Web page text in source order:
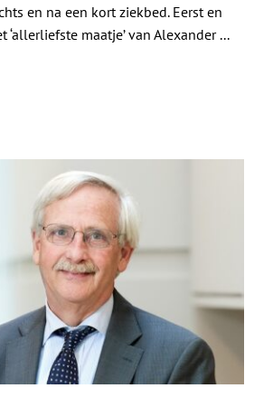
en na een kort ziekbed. Eerst en
maatje’ van Alexander ...